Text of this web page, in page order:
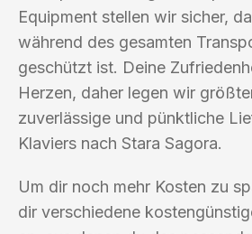
Equipment stellen wir sicher,
während des gesamten
geschützt ist. Deine
Herzen, daher legen wir
zuverlässige und pünktliche
Klaviers nach Stara Sagora.
Um dir noch mehr Kosten zu
dir verschiedene